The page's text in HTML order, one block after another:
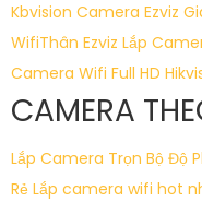
Kbvision Camera Ezviz
WifiThân Ezviz Lắp
Camera Wifi Full HD
CAMERA
Lắp Camera Trọn Bộ Độ
Rẻ Lắp camera wifi hot